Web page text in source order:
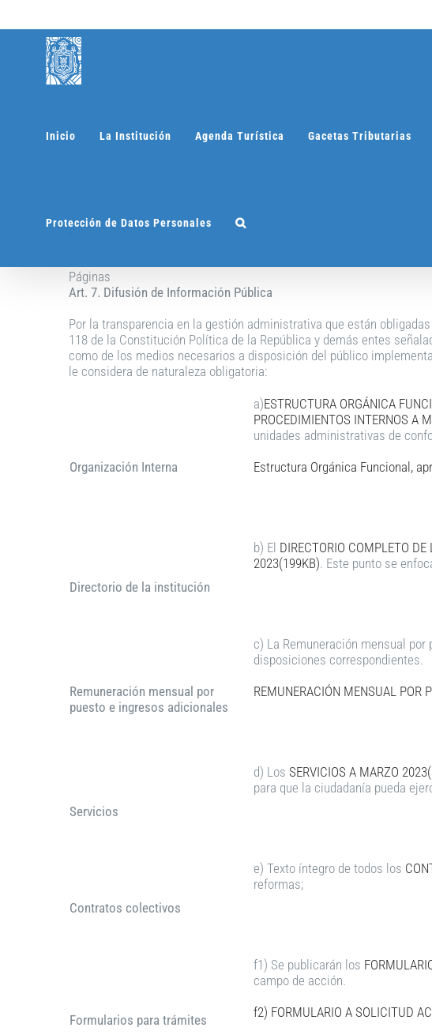
contenido
Inicio La Institución Agenda Turística Gacetas Tributarias
Protección de Datos Personales
.
Páginas
Art. 7. Difusión de Información Pública
Por la transparencia en la gestión administrativa que están
118 de la Constitución Política de la República y demás entes
como de los medios necesarios a disposición del público
le considera de naturaleza obligatoria:
Organización Interna
a)ESTRUCTURA ORGÁNICA
PROCEDIMIENTOS INTERNOS A
unidades administrativas de
Estructura Orgánica Funcional,
Directorio de la institución
b) El DIRECTORIO COMPLETO
2023(199KB). Este punto se
Remuneración mensual por
puesto e ingresos adicionales
c) La Remuneración mensual
disposiciones correspondientes.
REMUNERACIÓN MENSUAL
Servicios
d) Los SERVICIOS A MARZO
para que la ciudadanía pueda
Contratos colectivos
e) Texto íntegro de todos los
reformas;
Formularios para trámites
f1) Se publicarán los
campo de acción.
f2) FORMULARIO A SOLICITUD